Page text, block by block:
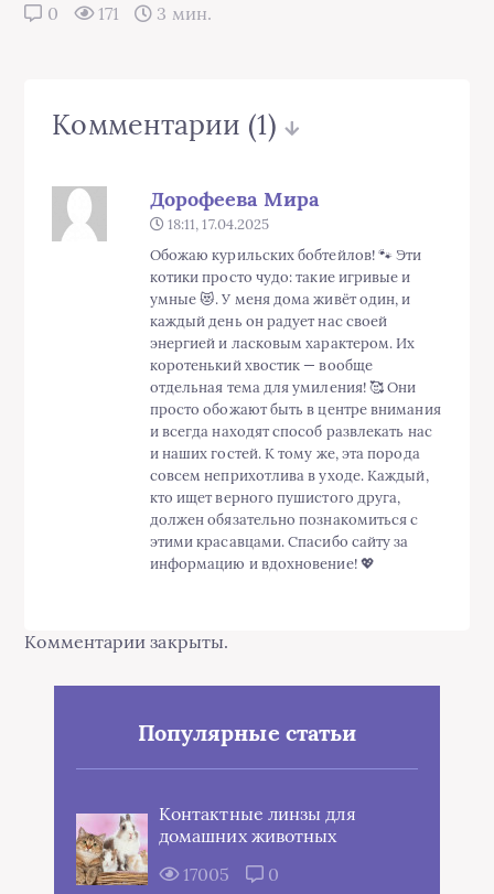
0 171 3 мин.
Комментарии (1)
Дорофеева Мира
18:11, 17.04.2025
Обожаю курильских бобтейлов! 🐾 Эти
котики просто чудо: такие игривые и
умные 😻. У меня дома живёт один, и
каждый день он радует нас своей
энергией и ласковым характером. Их
коротенький хвостик — вообще
отдельная тема для умиления! 🥰 Они
просто обожают быть в центре внимания
и всегда находят способ развлекать нас
и наших гостей. К тому же, эта порода
совсем неприхотлива в уходе. Каждый,
кто ищет верного пушистого друга,
должен обязательно познакомиться с
этими красавцами. Спасибо сайту за
информацию и вдохновение! 💖
Комментарии закрыты.
Популярные статьи
Контактные линзы для
домашних животных
17005
0